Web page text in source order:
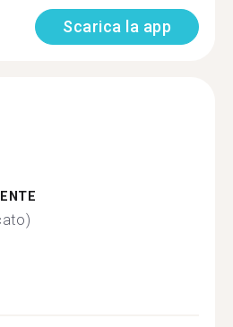
Scarica la app